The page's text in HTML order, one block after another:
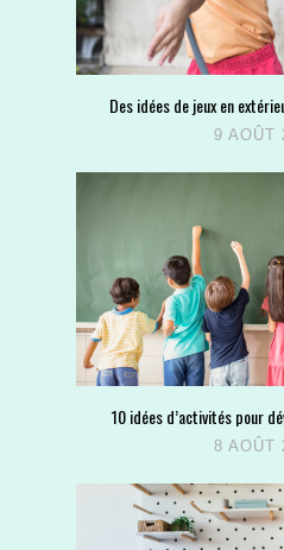
Des idées de jeux en
9 AOÛT
10 idées d’activités pour
8 AOÛT